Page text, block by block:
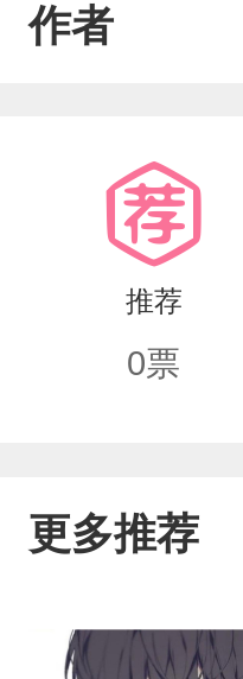
作者
推荐
0票
更多推荐